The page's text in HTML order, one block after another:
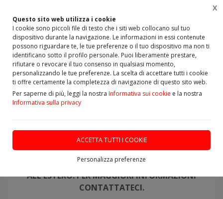
Questo sito web utilizza i cookie
I cookie sono piccoli file di testo che i siti web collocano sul tuo
dispositivo durante la navigazione. Le informazioni in essi contenute
possono riguardare te, le tue preferenze o il tuo dispositivo ma non ti
identificano sotto il profilo personale. Puoi liberamente prestare,
rifiutare o revocare il tuo consenso in qualsiasi momento,
personalizzando le tue preferenze. La scelta di accettare tutti i cookie
ti offre certamente la completezza di navigazione di questo sito web.
Per saperne di più, leggi la nostra Informativa sui cookie e la nostra
Informativa sulla privacy
ACCETTA TUTTI I COOKIE
Personalizza preferenze
X
Home Vetrina Ponte o Assale Ponte Revisionato
PER TUTTO IL MATERIALE REVISIONATO IL RESO
E' OBBLIGATORIO E DEVE ESSERE INTEGRO
LE FOTO SONO PURAMENTE INDICATIVE
SI EFFETTUANO SPEDIZIONI IN ITALIA E
ALL'ESTERO. PER MAGGIORI INFORMAZIONI
CONTATTATECI.